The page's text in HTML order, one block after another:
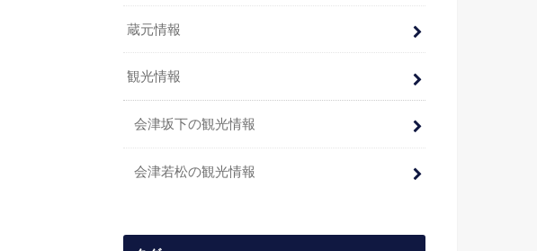
蔵元情報
観光情報
会津坂下の観光情報
会津若松の観光情報